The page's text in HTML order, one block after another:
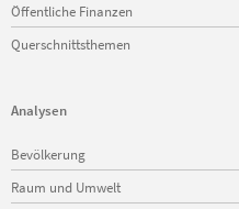
Öffentliche Finanzen
Querschnittsthemen
Analysen
Navigation
überspringen
Bevölkerung
Raum und Umwelt